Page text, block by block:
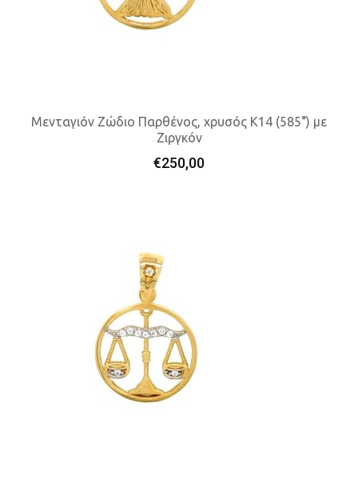
Προσθήκη Στο Καλάθι
Μενταγιόν Ζώδιο Παρθένος, χρυσός K14 (585°) με
Ζιργκόν
€250,00